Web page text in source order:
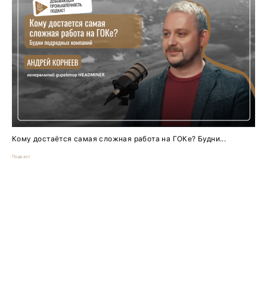
Кому достаётся самая сложная работа на ГОКе? Будни...
Подкаст